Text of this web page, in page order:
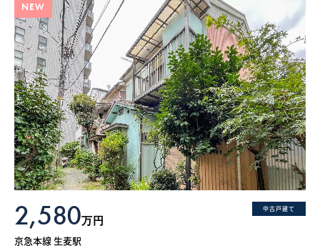
NEW
中古戸建て
2,580万円
京急本線 生麦駅